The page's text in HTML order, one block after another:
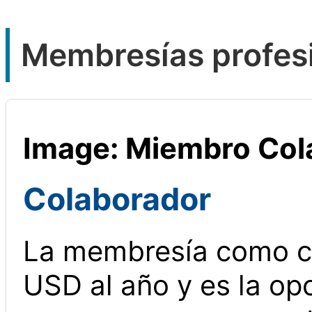
Membresías
Image: Miembro
Colaborador
La membresía como
USD al año y es la